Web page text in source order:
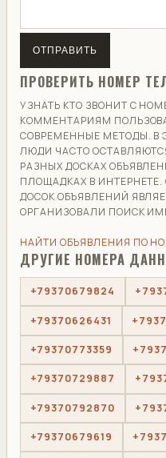
ОТПРАВИТЬ
ПРОВЕРИТЬ НОМЕР
УЗНАТЬ КТО ЗВОНИТ С
КОММЕНТАРИЯМ
СОВРЕМЕННЫЕ МЕТОДЫ. В
ЛЮДИ ЧАСТО
РАЗНЫХ ДОСКАХ
ПЛОЩАДКАХ В
ДОСОК ОБЪЯВЛЕНИЙ
ОРГАНИЗОВАЛИ ПОИСК
НАЙТИ ОБЪЯВЛЕНИЯ ПО
ДРУГИЕ НОМЕРА
+79370679824
+79370626431
+79370773359
+79370729887
+79370792870
+79370679619